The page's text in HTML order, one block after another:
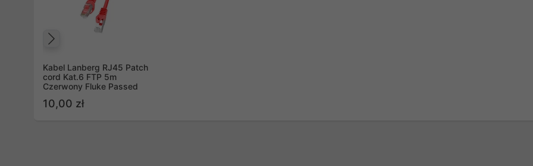
Kabel Lanberg RJ45 Patch
cord Kat.6 FTP 5m
Czerwony Fluke Passed
10,00 zł